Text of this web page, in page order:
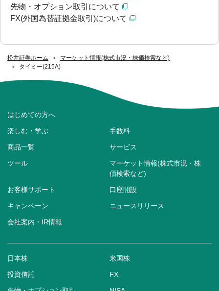
松井証券ホーム
マーケット情報(株式市況・株価検索など)
タイミー(215A)
先物・オプション取引について
FX(外国為替証拠金取引)について
はじめての方へ
楽しむ・学ぶ 手数料
商品一覧 サービス
ツール
マーケット情報(株式市況・株
価検索など)
お客様サポート 口座開設
キャンペーン ニュースリリース
会社案内・IR情報
日本株 米国株
投資信託 FX